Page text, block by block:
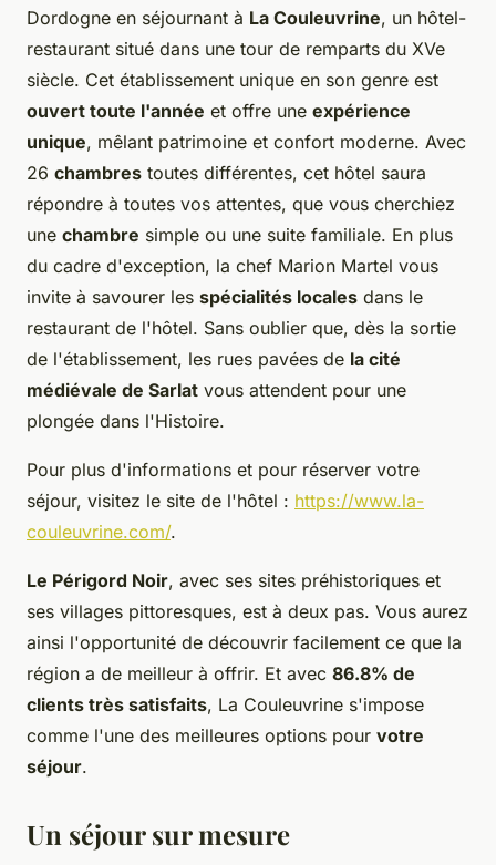
Dordogne en séjournant à La Couleuvrine, un hôtel-
restaurant situé dans une tour de remparts du XVe
siècle. Cet établissement unique en son genre est
ouvert toute l'année et offre une expérience
unique, mêlant patrimoine et confort moderne. Avec
26 chambres toutes différentes, cet hôtel saura
répondre à toutes vos attentes, que vous cherchiez
une chambre simple ou une suite familiale. En plus
du cadre d'exception, la chef Marion Martel vous
invite à savourer les spécialités locales dans le
restaurant de l'hôtel. Sans oublier que, dès la sortie
de l'établissement, les rues pavées de la cité
médiévale de Sarlat vous attendent pour une
plongée dans l'Histoire.
Pour plus d'informations et pour réserver votre
séjour, visitez le site de l'hôtel : https://www.la-
couleuvrine.com/.
Le Périgord Noir, avec ses sites préhistoriques et
ses villages pittoresques, est à deux pas. Vous aurez
ainsi l'opportunité de découvrir facilement ce que la
région a de meilleur à offrir. Et avec 86.8% de
clients très satisfaits, La Couleuvrine s'impose
comme l'une des meilleures options pour votre
séjour.
Un séjour sur mesure